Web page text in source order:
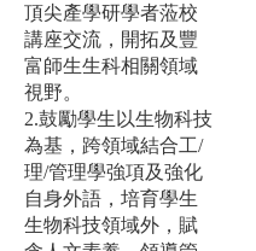
頂尖產學研學者蒞校
講座交流，開拓及豐
富師生生科相關領域
視野。
2.鼓勵學生以生物科技
為基，跨領域結合工/
理/管理學強項及強化
自身外語，培育學生
生物科技領域外，賦